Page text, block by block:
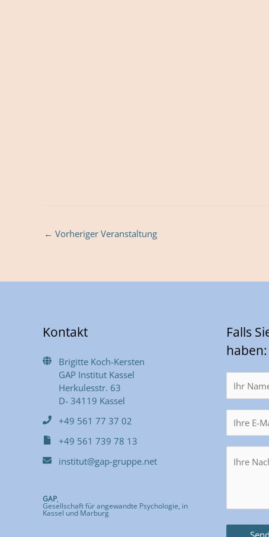
← Vorheriger Veranstaltung
Kontakt
Brigitte Koch-Kersten
GAP Institut Kassel
Herkulesstr. 63
D- 34119 Kassel
+49 561 77 37 02
+49 561 739 78 13
institut@gap-gruppe.net
GAP,
Gesellschaft für angewandte Psychologie, in
Kassel und Marburg
Falls
haben: